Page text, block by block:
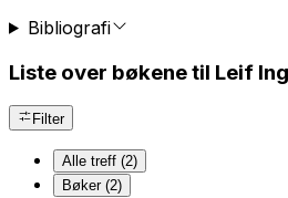
Bibliografi
Liste over bøkene til Leif
Filter
Alle treff (2)
Bøker (2)